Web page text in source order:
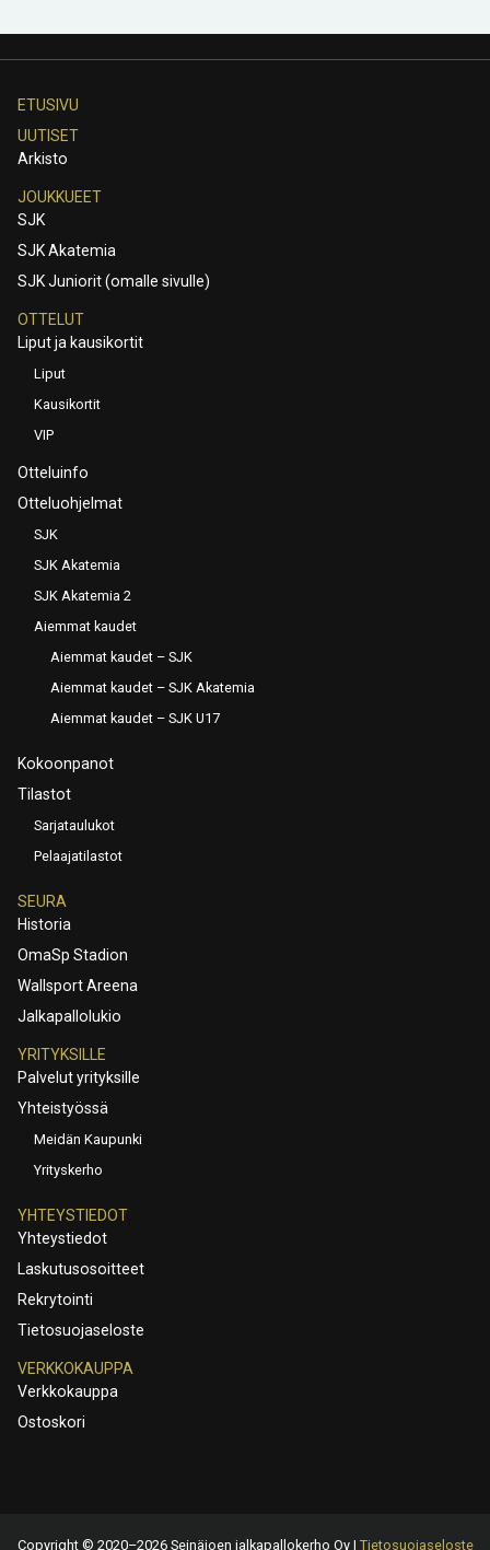
ETUSIVU
UUTISET
Arkisto
JOUKKUEET
SJK
SJK Akatemia
SJK Juniorit (omalle sivulle)
OTTELUT
Liput ja kausikortit
Liput
Kausikortit
VIP
Otteluinfo
Otteluohjelmat
SJK
SJK Akatemia
SJK Akatemia 2
Aiemmat kaudet
Aiemmat kaudet – SJK
Aiemmat kaudet – SJK Akatemia
Aiemmat kaudet – SJK U17
Kokoonpanot
Tilastot
Sarjataulukot
Pelaajatilastot
SEURA
Historia
OmaSp Stadion
Wallsport Areena
Jalkapallolukio
YRITYKSILLE
Palvelut yrityksille
Yhteistyössä
Meidän Kaupunki
Yrityskerho
YHTEYSTIEDOT
Yhteystiedot
Laskutusosoitteet
Rekrytointi
Tietosuojaseloste
VERKKOKAUPPA
Verkkokauppa
Ostoskori
Copyright © 2020–2026 Seinäjoen jalkapallokerho Oy | Tietosuojaseloste